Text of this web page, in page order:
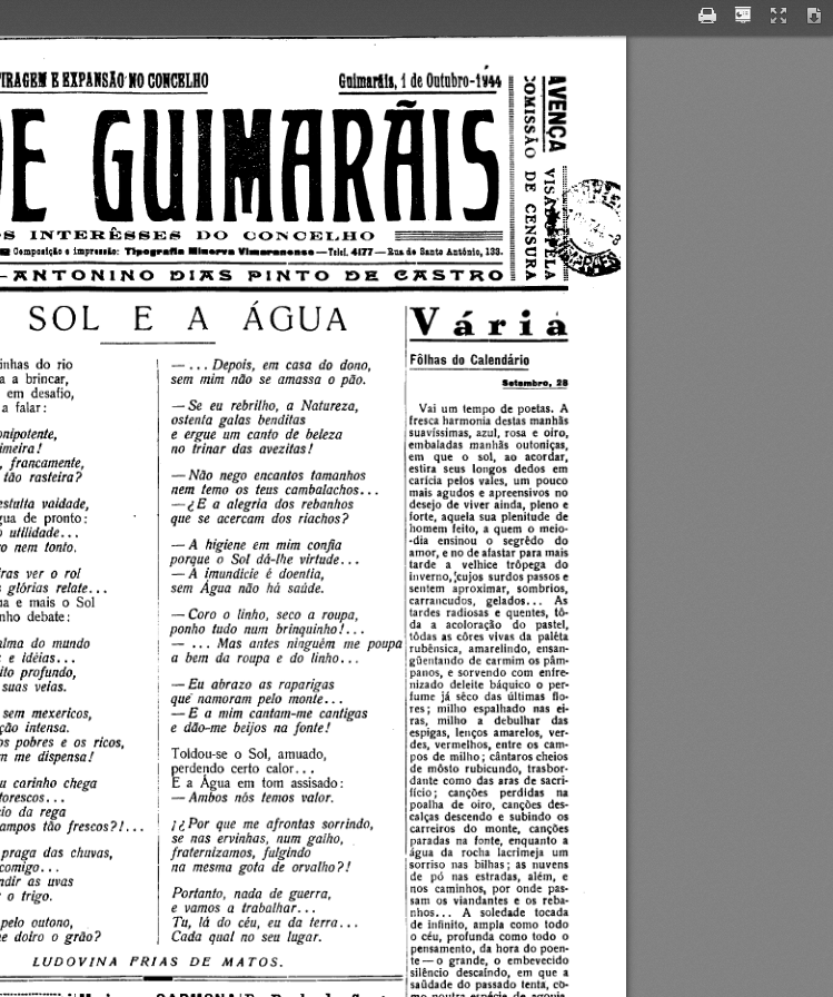
0 JORNAL DE MAIOR TIRAGEM E EXPANSÃO NO CONCELHO Gnlmarti», 1 de Ontnbro-lm
B Oompoaiçio e imprsiiio: Tipografia ■ la a n a  V inarananse— Tclef. 4177— Eu» da Santo Ant6nio, 133.
DIRS PINTO
  DE  eKSTRO
KJ
O
5   i m
C/>
£ l O
o is*
? L   E   A ÁGUA
do  rio
a  brincar,
em  desafio,
falar:
francamente,
rasteira?
vaidade,
de  pronto:
utilidade . . .
nem  tonto.
ver  o  rol
relate
. . .
e  mais  o  Sol
debate:
do  mundo
idèias...
profundo,
veias.
mexericos,
intensa.
e  os  ricos,
me  dispensa!
carinho  chega
da  rega
tão  frescos ?!...
das  chuvas,
as  uvas
o  trigo.
outono,
doiro  o  grão?
— . . . Depois,  em  casa  do  dono,
sem  mim  não  se  amassa  o  pão.
— Se  eu  rebrilho,  a  Natureza,
ostenta  galas  benditas
e  ergue  um  canto  de  beleza
no  trinar  das  avezitas!
— Não  nego  encantos  tamanhos
nem  temo  os  teus  cambalachos...
— cE   a  alegria  dos  rebanhos
que  se  acercam  dos  riachos?
— A  higiene  em  mim  confia
porque  o  Sol  dá-lhe  virtude...
— A  imundície  é  doentia,
sem  Água  não  há  saúde.
í
|
— Coro  o  linho,  seco  a  roupa,
ponho  tudo  num  brinquinho! . . .
|   —  . . . Mas  antes  ninguém  me  poupa
I
a  bem  da  roupa  e  do  linho. . .
i
|
— Eu  abrazo  as  raparigas
|
que' namoram  pelo  monte...
— E  a  mim  cantam-me  cantigas
e  dão-me  beijos  na  fonte!
!
|  Toldou-se  o  Sol,  amuado,
|  perdendo  certo  calor. . .
|  E  a  Água  em  tom  assisado:
|
— Ambos  nós  temos  valor.
!  / i  Por  que  me  afrontas  sorrindo,
se  nas  ervinhas,  num  galho,
fraternizamos,  fulgindo
na  mesma  gota  de  orvalho?!
Portanto,  nada  de  guerra,
e  vamos  a  trabalhar...
Tu,  lá  do  céu,  eu  da  terra
. . .
Cada  qual  no  seu  lugar.
LUDOVINA  FRIAS  DE  MATOS.
V ária
Folhas  do  Calendário
S etem bro,  28
Vai  um  tempo  de poetas.  A
fresca harmonia destas manhãs
suavíssimas, azul,  rosa  e  oiro,
embaladas  manhas  outoniças,
em  que  o  sol,  ao  acordar,
estira  seus  longos  dedos  em
carícia  pelos vales,  um  pouco
mais agudos e apreensivos  no
desejo de viver ainda, pleno e
forte, aquela sua  plenitude  de
homem  feito,  a  quem  o  meio-
•dia  ensinou  o  segrêdo  do
amor, e no de afastar para mais
tarde  a  velhice  trôpega  do
inverno, [cujos  surdos passos e
sentem  aproximar,  sombrios,
carrancudos,  gelados...  As
tardes  radiosas  e  quentes,  tô­
da  a  acoloração  do  pastel,
tôdas as côres  vivas  da  palêta
rubênsica,  amarelindo,  ensan­
guentando  de carmim os pâm­
panos,  e  sorvendo  com  enfre-
nizado  deleite  báquico  o  per­
fume
  já  sêco  das  últimas  flo­
res;  milho  espalhado  nas  ei­
ras,  milho  a  debulhar  das
espigas,  lenços  amarelos,  ver­
des,  vermelhos, entre  os  cam­
pos  de milho;  cântaros cheios
de  môsto  rubicundo,  trasbor-
dante  como  das aras  de sacri­
fício ;  canções  perdidas  na
poalha  de  oiro,  canções  des­
calças  descendo  e  subindo  os
carreiros  do  monte,  canções
paradas  na  fonte,  enquanto  a
água  da  rocha  lacrimeja  um
sorriso  nas  bilhas;  as  nuvens
de  pó  nas  estradas,  além,  e
nos  caminhos,  por  onde  pas­
sam  os  viandantes  e  os  reba­
nhos...  A  soledade  tocada
de  infinito,  ampla  como  todo
o céu,  profunda  como  todo  o
pensamento, da hora do poen­
te— o  grande,  o  embevecido
silêncio  descaindo,  em  que  a
saudade do passado  tenta, cO-